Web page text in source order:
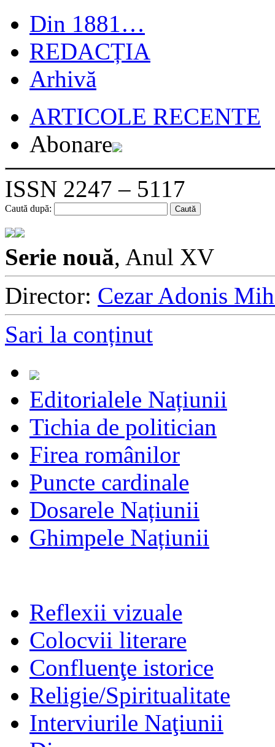
Din 1881…
REDACȚIA
Arhivă
ARTICOLE RECENTE
Abonare
ISSN 2247 – 5117
Caută după:
Serie nouă, Anul XV
Director: Cezar Adonis
Sari la conținut
Editorialele Națiunii
Tichia de politician
Firea românilor
Puncte cardinale
Dosarele Națiunii
Ghimpele Națiunii
Reflexii vizuale
Colocvii literare
Confluenţe istorice
Religie/Spiritualitate
Interviurile Naţiunii